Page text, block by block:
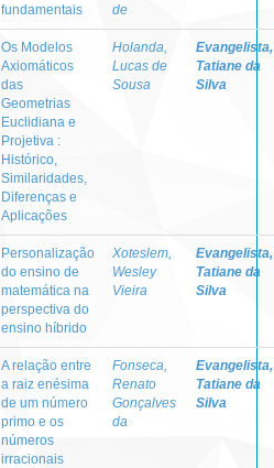
fundamentais
de
Os Modelos
Axiomáticos
das
Geometrias
Euclidiana e
Projetiva :
Histórico,
Similaridades,
Diferenças e
Aplicações
Holanda,
Lucas de
Sousa
Evangelista,
Tatiane da
Silva
Personalização
do ensino de
matemática na
perspectiva do
ensino híbrido
Xoteslem,
Wesley
Vieira
Evangelista,
Tatiane da
Silva
A relação entre
a raiz enésima
de um número
primo e os
números
irracionais
Fonseca,
Renato
Gonçalves
da
Evangelista,
Tatiane da
Silva